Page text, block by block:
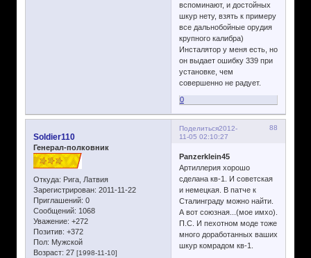
вспоминают, и достойных
шкур нету, взять к примеру
все дальнобойные орудия
крупного калибра)
Инсталятор у меня есть, но
он выдает ошибку 339 при
установке, чем
совершенно не радует.
0
Поделиться 88
2012-
11-05 02:10:27
Soldier110
Генерал-полковник
Откуда: Рига, Латвия
Зарегистрирован: 2011-11-22
Приглашений: 0
Сообщений: 1068
Уважение: +272
Позитив: +372
Пол: Мужской
Возраст: 27 [1998-11-10]
Panzerklein45
Артиллерия хорошо
сделана кв-1. И советская
и немецкая. В патче к
Сталинграду можно найти.
А вот союзная...(мое имхо).
П.С. И пехотном моде тоже
много доработанных ваших
шкур комрадом кв-1.